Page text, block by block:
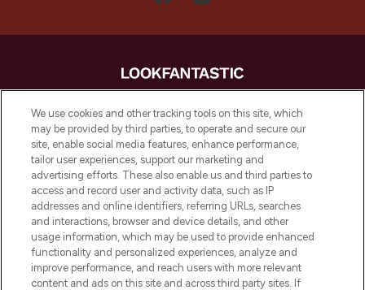
LOOKFANTASTIC is de ultieme online
beautybestemming van Europa, met de
beste huidverzorging, haarproducten en
make-up van meer dan 200 topmerken.
Shop online of via de app, met gratis
verzending vanaf €40.
Cookie-toestemming
Do Not Sell or Share My Personal
Information
We use cookies and other tracking tools on this site, which
may be provided by third parties, to operate and secure our
site, enable social media features, enhance performance,
tailor user experiences, support our marketing and
advertising efforts. These also enable us and third parties to
access and record user and activity data, such as IP
addresses and online identifiers, referring URLs, searches
and interactions, browser and device details, and other
usage information, which may be used to provide enhanced
functionality and personalized experiences, analyze and
improve performance, and reach users with more relevant
content and ads on this site and across third party sites. If